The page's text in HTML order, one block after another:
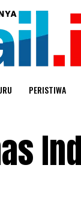
PERISTIWA